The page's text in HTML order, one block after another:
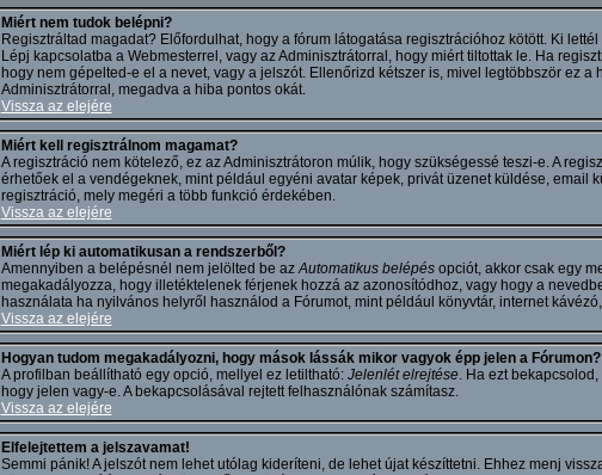
Miért nem tudok belépni?
Regisztráltad magadat? Előfordulhat, hogy a fórum látogatása regisztrációhoz kötött. Ki
Lépj kapcsolatba a Webmesterrel, vagy az Adminisztrátorral, hogy miért tiltottak le. Ha
hogy nem gépelted-e el a nevet, vagy a jelszót. Ellenőrizd kétszer is, mivel legtöbbször ez
Adminisztrátorral, megadva a hiba pontos okát.
Vissza az elejére
Miért kell regisztrálnom magamat?
A regisztráció nem kötelező, ez az Adminisztrátoron múlik, hogy szükségessé teszi-e. A
érhetőek el a vendégeknek, mint például egyéni avatar képek, privát üzenet küldése, email
regisztráció, mely megéri a több funkció érdekében.
Vissza az elejére
Miért lép ki automatikusan a rendszerből?
Amennyiben a belépésnél nem jelölted be azAutomatikus belépésopciót, akkor csak egy
megakadályozza, hogy illetéktelenek férjenek hozzá az azonosítódhoz, vagy hogy a
használata ha nyilvános helyről használod a Fórumot, mint például könyvtár, internet
Vissza az elejére
Hogyan tudom megakadályozni, hogy mások lássák mikor vagyok épp jelen a Fórumon?
A profilban beállítható egy opció, mellyel ez letiltható: Jelenlét elrejtése. Ha ezt
hogy jelen vagy-e. A bekapcsolásával rejtett felhasználónak számítasz.
Vissza az elejére
Elfelejtettem a jelszavamat!
Semmi pánik! A jelszót nem lehet utólag kideríteni, de lehet újat készíttetni. Ehhez menj